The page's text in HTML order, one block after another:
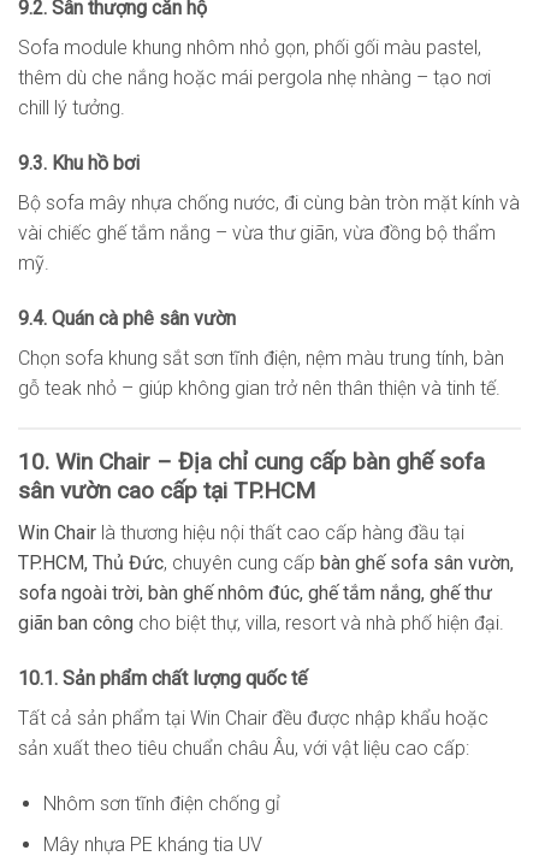
9.2. Sân thượng căn hộ
Sofa module khung nhôm nhỏ gọn, phối gối màu pastel,
thêm dù che nắng hoặc mái pergola nhẹ nhàng – tạo nơi
chill lý tưởng.
9.3. Khu hồ bơi
Bộ sofa mây nhựa chống nước, đi cùng bàn tròn mặt kính và
vài chiếc ghế tắm nắng – vừa thư giãn, vừa đồng bộ thẩm
mỹ.
9.4. Quán cà phê sân vườn
Chọn sofa khung sắt sơn tĩnh điện, nệm màu trung tính, bàn
gỗ teak nhỏ – giúp không gian trở nên thân thiện và tinh tế.
10. Win Chair – Địa chỉ cung cấp bàn ghế sofa
sân vườn cao cấp tại TP.HCM
Win Chair là thương hiệu nội thất cao cấp hàng đầu tại
TP.HCM, Thủ Đức, chuyên cung cấp bàn ghế sofa sân vườn,
sofa ngoài trời, bàn ghế nhôm đúc, ghế tắm nắng, ghế thư
giãn ban công cho biệt thự, villa, resort và nhà phố hiện đại.
10.1. Sản phẩm chất lượng quốc tế
Tất cả sản phẩm tại Win Chair đều được nhập khẩu hoặc
sản xuất theo tiêu chuẩn châu Âu, với vật liệu cao cấp:
Nhôm sơn tĩnh điện chống gỉ
Mây nhựa PE kháng tia UV